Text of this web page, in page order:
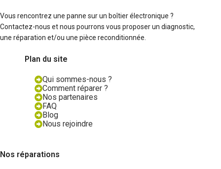
Vous rencontrez une panne sur un boîtier électronique ?
Contactez-nous et nous pourrons vous proposer un diagnostic,
une réparation et/ou une pièce reconditionnée.
Plan du site
Qui sommes-nous ?
Comment réparer ?
Nos partenaires
FAQ
Blog
Nous rejoindre
Nos réparations